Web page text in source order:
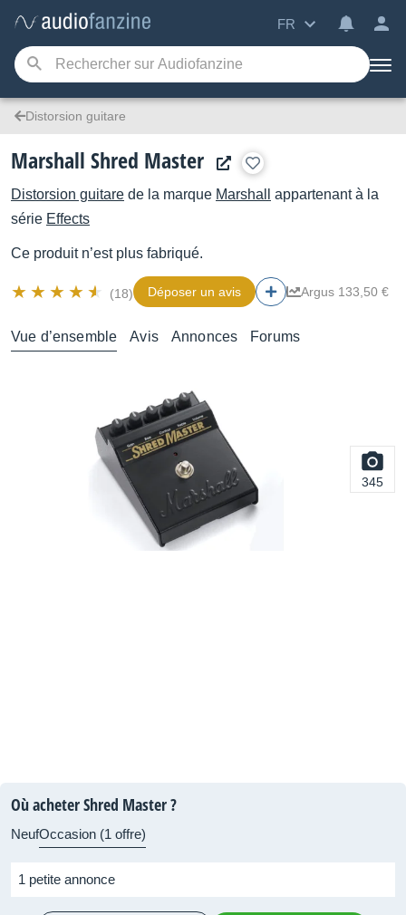
FR
Distorsion guitare
Marshall Shred Master
Distorsion guitare de la marque Marshall
appartenant à la
série Effects
Ce produit n’est plus fabriqué.
(18) Déposer un avis Argus 133,50 €
Vue d’ensemble Avis Annonces Forums
345
Où acheter Shred Master ?
NeufOccasion (1 offre)
1 petite annonce